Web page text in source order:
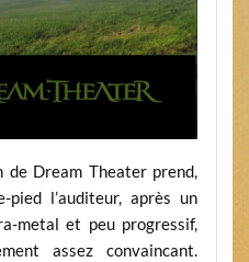
de Dream Theater prend,
l’auditeur, après un
metal et peu progressif,
assez convaincant.